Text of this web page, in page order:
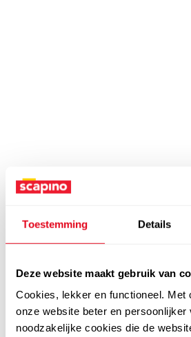
Toestemming Details
Deze website maakt gebruik van
Cookies, lekker en functioneel. Met
onze website beter en persoonlijker
noodzakelijke cookies die de